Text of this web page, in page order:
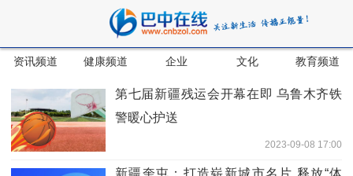
资讯频道 健康频道 企业 文化 教育频道
第七届新疆残运会开幕在即 乌鲁木齐铁
警暖心护送
2023-09-08 17:00
新疆奎屯：打造崭新城市名片 释放“体